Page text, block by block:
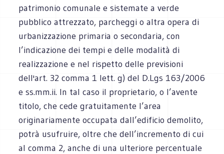
patrimonio comunale e sistemate a verde
pubblico attrezzato, parcheggi o altra opera di
urbanizzazione primaria o secondaria, con
l’indicazione dei tempi e delle modalità di
realizzazione e nel rispetto delle previsioni
dell'art. 32 comma 1 lett. g) del D.Lgs 163/2006
e ss.mm.ii. In tal caso il proprietario, o l’avente
titolo, che cede gratuitamente l’area
originariamente occupata dall’edificio demolito,
potrà usufruire, oltre che dell’incremento di cui
al comma 2, anche di una ulteriore percentuale